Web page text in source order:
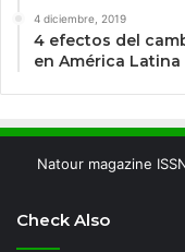
4 diciembre, 2019
4 efectos del
en América Latina
Natour magazine
Check Also